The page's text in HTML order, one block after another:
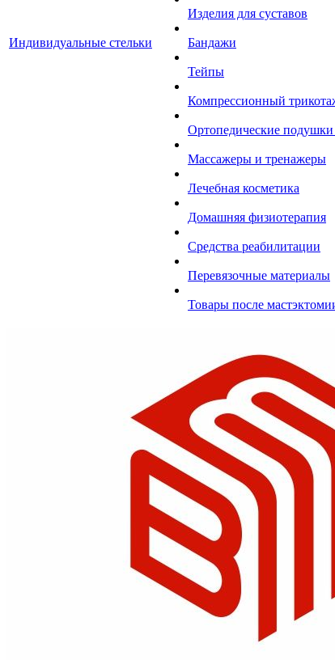
Индивидуальные стельки
Изделия для суставов
Бандажи
Тейпы
Компрессионный
Ортопедические
Массажеры и тренажеры
Лечебная косметика
Домашняя физиотерапия
Средства реабилитации
Перевязочные материалы
Товары после